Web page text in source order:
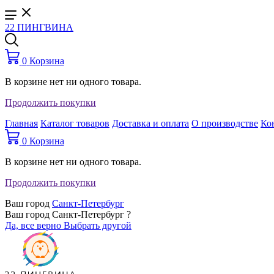
22 ПИНГВИНА
0 Корзина
В корзине нет ни одного товара.
Продолжить покупки
Главная Каталог товаров Доставка и оплата О производстве
0 Корзина
В корзине нет ни одного товара.
Продолжить покупки
Ваш город Санкт-Петербург
Ваш город Санкт-Петербург ?
Да, все верно Выбрать другой